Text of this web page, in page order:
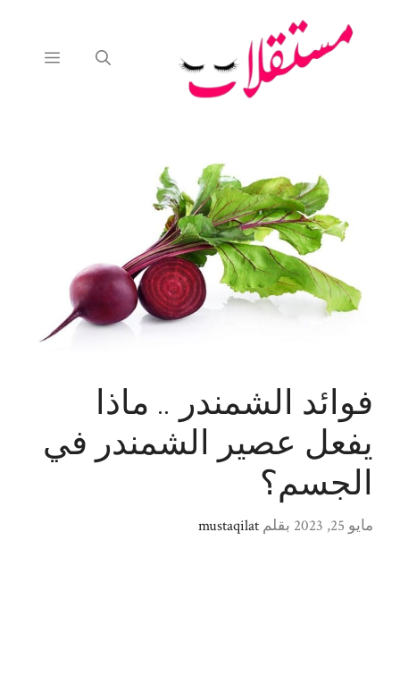
القائمة
فوائد الشمندر .. ماذا
يفعل عصير الشمندر في
الجسم؟
مايو 25, 2023 بقلم mustaqilat